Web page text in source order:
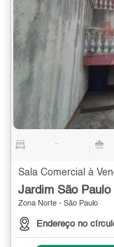
-
Sala Comercial à
Jardim São Paulo
Zona Norte - São Paulo
Endereço no